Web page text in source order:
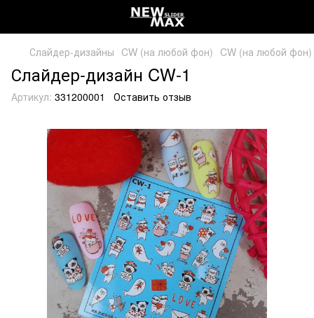
Слайдер-дизайны CW (на любой фон) CW (на любой фон)
Слайдер-дизайн CW-1
Артикул: 331200001 Оставить отзыв